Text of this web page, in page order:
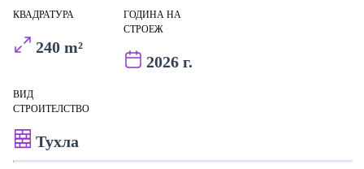
КВАДРАТУРА
240 m²
ГОДИНА НА
СТРОЕЖ
2026 г.
ВИД
СТРОИТЕЛСТВО
Тухла